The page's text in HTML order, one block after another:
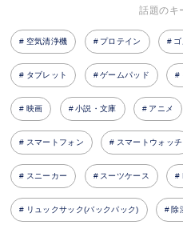
話題のキ
空気清浄機 プロテイン
タブレット ゲームパッド
映画 小説・文庫 アニメ
スマートフォン スマートウォッチ
スニーカー スーツケース
リュックサック(バックパック) 除